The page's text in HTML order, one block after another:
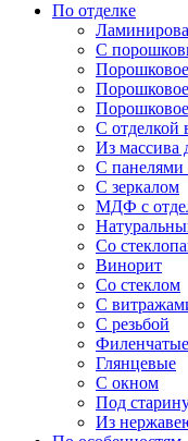
По отделке
С
С отделкой
Из массива
С
С зеркалом
МДФ с
Со
Винорит
Со стеклом
С
С резьбой
Филенчатые
Глянцевые
С окном
Под
Из